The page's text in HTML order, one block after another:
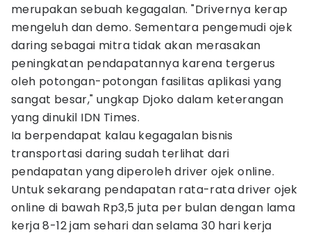
merupakan sebuah kegagalan. "Drivernya kerap
mengeluh dan demo. Sementara pengemudi ojek
daring sebagai mitra tidak akan merasakan
peningkatan pendapatannya karena tergerus
oleh potongan-potongan fasilitas aplikasi yang
sangat besar," ungkap Djoko dalam keterangan
yang dinukil IDN Times.
Ia berpendapat kalau kegagalan bisnis
transportasi daring sudah terlihat dari
pendapatan yang diperoleh driver ojek online.
Untuk sekarang pendapatan rata-rata driver ojek
online di bawah Rp3,5 juta per bulan dengan lama
kerja 8-12 jam sehari dan selama 30 hari kerja